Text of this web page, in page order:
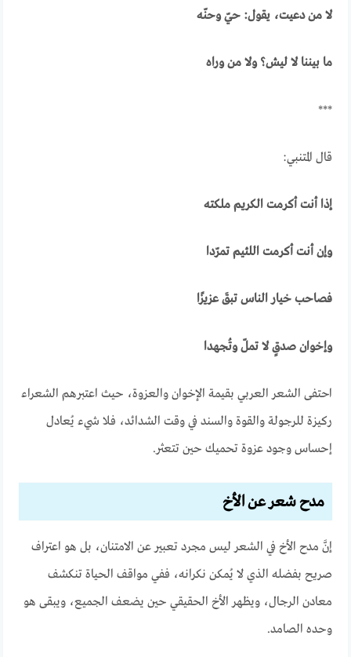
لا من دعيت، يقول: حيّ وحنّه
ما بيننا لا ليش؟ ولا من وراه
***
قال المتنبي:
إذا أنت أكرمت الكريم ملكته
وإن أنت أكرمت اللئيم تمرّدا
فصاحب خيار الناس تبقَ عزيزًا
وإخوان صدقٍ لا تملّ وتُجهدا
احتفى الشعر العربي بقيمة الإخوان والعزوة، حيث اعتبرهم الشعراء
ركيزة للرجولة والقوة والسند في وقت الشدائد، فلا شيء يُعادل
إحساس وجود عزوة تحميك حين تتعثر.
مدح شعر عن الأخ
إنَّ مدح الأخ في الشعر ليس مجرد تعبير عن الامتنان، بل هو اعتراف
صريح بفضله الذي لا يُمكن نكرانه، ففي مواقف الحياة تنكشف
معادن الرجال، ويظهر الأخ الحقيقي حين يضعف الجميع، ويبقى هو
وحده الصامد.